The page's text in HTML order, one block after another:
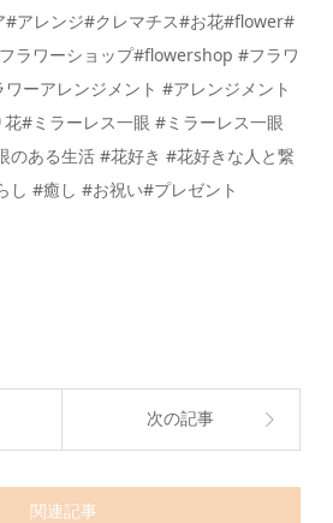
#アレンジ#クレマチス#お花#flower#
ラワーショップ#flowershop #フラワ
ーアレンジメント #アレンジメント
#ミラーレス一眼 #ミラーレス一眼
のある生活 #花好き #花好きな人と繋
し #癒し #お祝い#プレゼント
次の記事
関連記事